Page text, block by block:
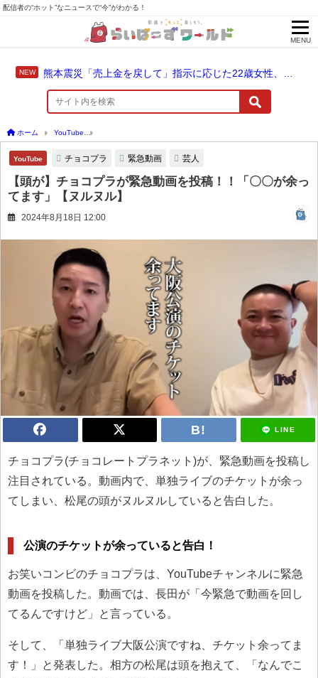
配信者の“ホット”なニュースで“今”がわかる！
MENU
ホーム YouTube
YouTube チョコプラ 緊急動画 芸人
【頭が】チョコプラが緊急動画を投稿！！「〇〇が余っ
てます」【ヌルヌル】
2024年8月18日 12:00
LINE
チョコプラ(チョコレートプラネット)が、緊急動画を投稿し
注目されている。動画内で、単独ライブのチケットが余っ
てしまい、松尾の頭がヌルヌルしていると告白した。
公演のチケットが余っていると告白！
お笑いコンビのチョコプラは、YouTubeチャンネルに緊急
動画を投稿した。動画では、長田が「今緊急で動画を回し
てるんですけど」と言っている。
そして、「単独ライブ大阪公演ですね、チケット余ってま
す！」と発表した。相方の松尾は頭を抱えて、「なんでこ